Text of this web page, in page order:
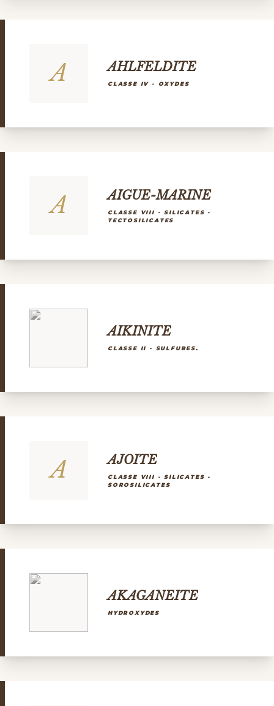
A AHLFELDITE
CLASSE IV - OXYDES
A AIGUE-MARINE
CLASSE VIII - SILICATES -
TECTOSILICATES
AIKINITE
CLASSE II - SULFURES.
A AJOITE
CLASSE VIII - SILICATES -
SOROSILICATES
AKAGANEITE
HYDROXYDES